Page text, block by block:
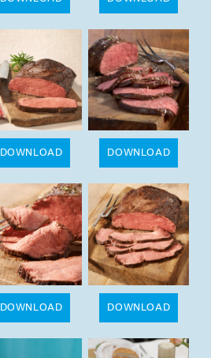
DOWNLOAD DOWNLOAD
DOWNLOAD DOWNLOAD